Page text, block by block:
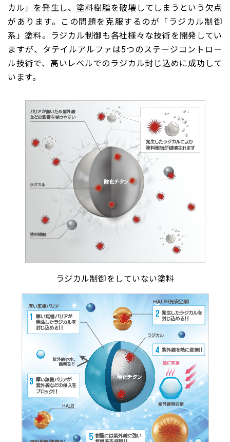
カル」を発生し、塗料樹脂を破壊してしまうという欠点
があります。この問題を克服するのが「ラジカル制御
系」塗料。ラジカル制御も各社様々な技術を開発してい
ますが、タテイルアルファは5つのステージコントロー
ル技術で、高いレベルでのラジカル封じ込めに成功して
います。
ラジカル制御をしていない塗料